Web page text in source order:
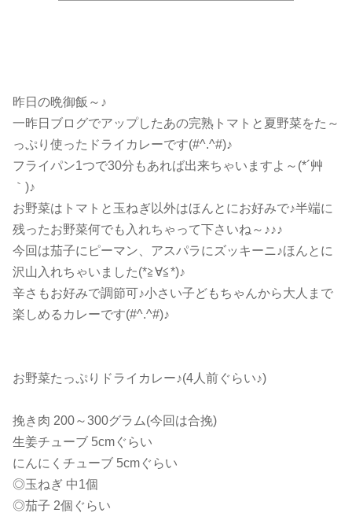
昨日の晩御飯～♪
一昨日ブログでアップしたあの完熟トマトと夏野菜をた～
っぷり使ったドライカレーです(#^.^#)♪
フライパン1つで30分もあれば出来ちゃいますよ～(*´艸
｀)♪
お野菜はトマトと玉ねぎ以外はほんとにお好みで♪半端に
残ったお野菜何でも入れちゃって下さいね～♪♪♪
今回は茄子にピーマン、アスパラにズッキーニ♪ほんとに
沢山入れちゃいました(*≧∀≦*)♪
辛さもお好みで調節可♪小さい子どもちゃんから大人まで
楽しめるカレーです(#^.^#)♪
お野菜たっぷりドライカレー♪(4人前ぐらい♪)
挽き肉 200～300グラム(今回は合挽)
生姜チューブ 5cmぐらい
にんにくチューブ 5cmぐらい
◎玉ねぎ 中1個
◎茄子 2個ぐらい